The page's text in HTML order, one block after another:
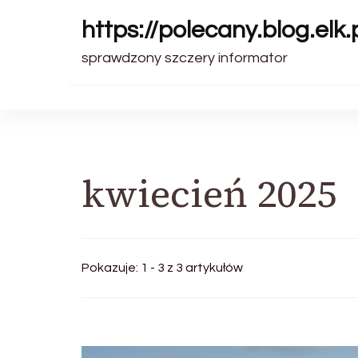
https://
sprawdzony szczery informator
kwiecień 2025
Pokazuje: 1 - 3 z 3 artykułów